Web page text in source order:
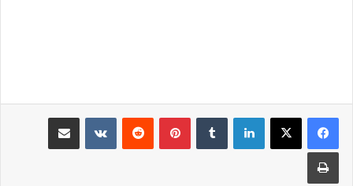
لینکدین ‫تامبلر ‫پین‌ترست‫رددیت ‫VKontakteاشتراک گذاری از طریق ایمیل
چاپ